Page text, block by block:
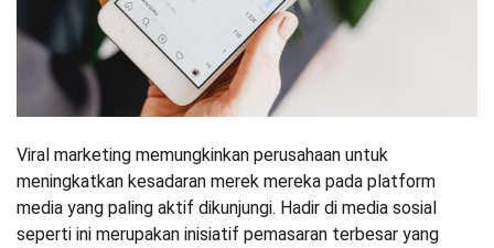
Viral marketing memungkinkan perusahaan untuk
meningkatkan kesadaran merek mereka pada platform
media yang paling aktif dikunjungi. Hadir di media sosial
seperti ini merupakan inisiatif pemasaran terbesar yang